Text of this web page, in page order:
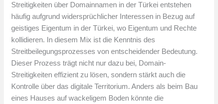
Streitigkeiten über Domainnamen in der Türkei entstehen
häufig aufgrund widersprüchlicher Interessen in Bezug auf
geistiges Eigentum in der Türkei, wo Eigentum und Rechte
kollidieren. In diesem Mix ist die Kenntnis des
Streitbeilegungsprozesses von entscheidender Bedeutung.
Dieser Prozess trägt nicht nur dazu bei, Domain-
Streitigkeiten effizient zu lösen, sondern stärkt auch die
Kontrolle über das digitale Territorium. Anders als beim Bau
eines Hauses auf wackeligem Boden könnte die